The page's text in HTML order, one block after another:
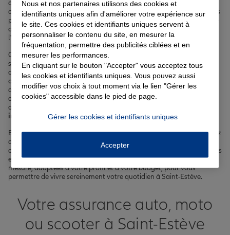
collines verdoyantes et les vignobles ensoleillés. Chez nous, nous
comprenons l'importance de protéger votre quotidien et celui de vos
proches. C'est pourquoi nous vous proposons une gamme complète
d'
assurancesadaptées à vos besoins, que vous soyez résident de
l'avenue du Languedoc ou de la rue des Romarins.
Que vous cherchiez à assurer votre véhicule, votre habitation, votre
santé ou votre prêt immobilier, nos agents sont là pour vous
accompagner et vous proposer les meilleures solutions. Nous
offrons des contrats d'
assurance auto
pour tous types de véhicules,
des
assurances habitationpour les propriétaires et les locataires,
des
complémentaires santépour vous protéger des aléas de la vie,
ainsi que des
immobilier
En choisissant nosoffres d'assurance à Saint-Estève, vous bénéficiez
de l'expertise et de l'accompagnement de nos agents, qui
connaissent parfaitement les spécificités de votre commune et de ses
environs. Nous nous engageons à vous proposer des solutions sur-
mesure, adaptées à votre profil et à votre budget, pour vous
permettre de vivre sereinement votre quotidien à Saint-Estève.
Votre assurance auto, moto
ou scooter à Saint-Estève
Nous et nos partenaires utilisons des cookies et
identifiants uniques afin d'améliorer votre expérience sur
le site. Ces cookies et identifiants uniques servent à
personnaliser le contenu du site, en mesurer la
fréquentation, permettre des publicités ciblées et en
mesurer les performances.
En cliquant sur le bouton "Accepter" vous acceptez tous
les cookies et identifiants uniques. Vous pouvez aussi
modifier vos choix à tout moment via le lien "Gérer les
cookies" accessible dans le pied de page.
Gérer les cookies et identifiants uniques
Accepter